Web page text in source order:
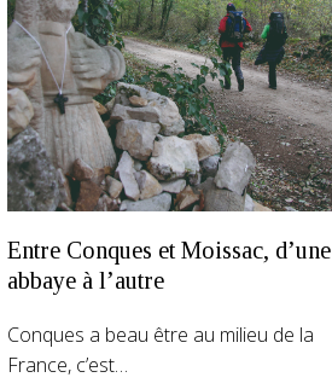
Entre Conques et Moissac, d’une
abbaye à l’autre
Conques a beau être au milieu de la
France, c’est…